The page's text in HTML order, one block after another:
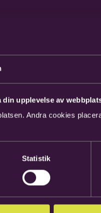
upplevelse av
Andra cookies
Statistik